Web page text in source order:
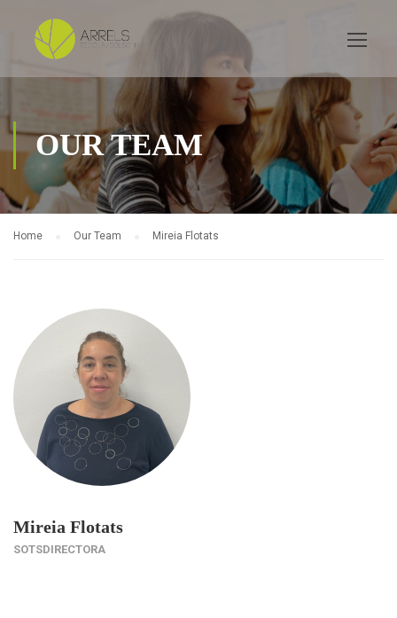
OUR TEAM
Home Our Team Mireia Flotats
Mireia Flotats
SOTSDIRECTORA